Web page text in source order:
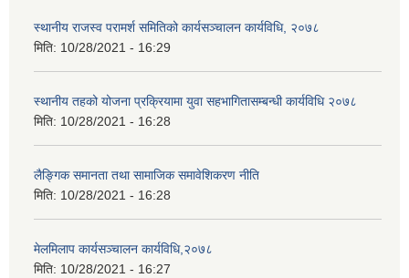
स्थानीय राजस्व परामर्श समितिको कार्यसञ्चालन कार्यविधि, २०७८
मिति: 10/28/2021 - 16:29
स्थानीय तहको योजना प्रक्रियामा युवा सहभागितासम्बन्धी कार्यविधि २०७८
मिति: 10/28/2021 - 16:28
लैङ्गिक समानता तथा सामाजिक समावेशिकरण नीति
मिति: 10/28/2021 - 16:28
मेलमिलाप कार्यसञ्चालन कार्यविधि,२०७८
मिति: 10/28/2021 - 16:27